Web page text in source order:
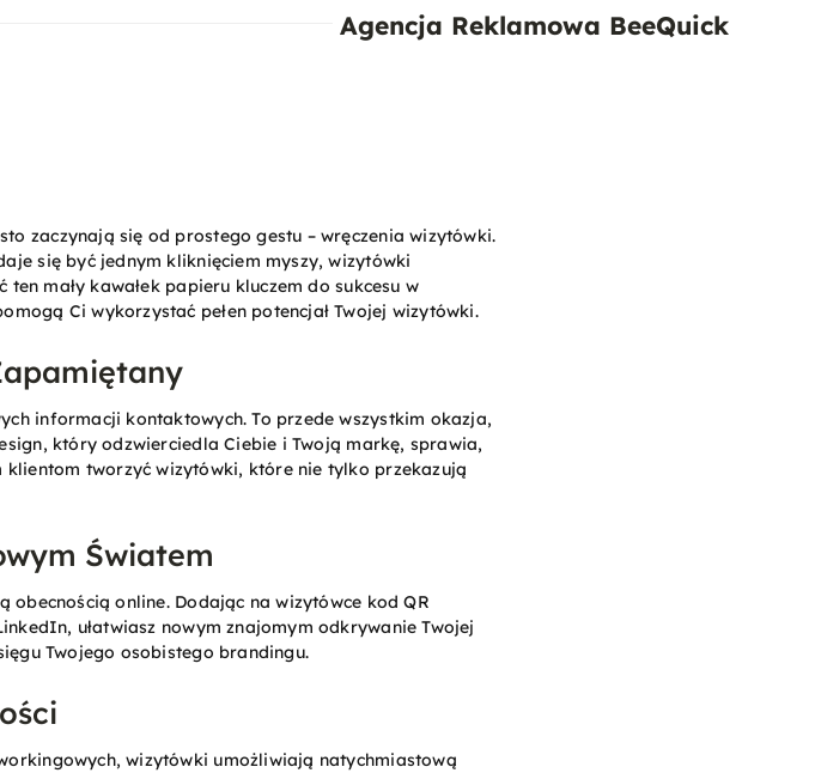
Agencja Reklamowa BeeQuick
zaczynają się od prostego gestu – wręczenia wizytówki.
się być jednym kliknięciem myszy, wizytówki
mały kawałek papieru kluczem do sukcesu w
Ci wykorzystać pełen potencjał Twojej wizytówki.
informacji kontaktowych. To przede wszystkim okazja,
który odzwierciedla Ciebie i Twoją markę, sprawia,
klientom tworzyć wizytówki, które nie tylko przekazują
Światem
obecnością online. Dodając na wizytówce kod QR
ułatwiasz nowym znajomym odkrywanie Twojej
Twojego osobistego brandingu.
wizytówki umożliwiają natychmiastową